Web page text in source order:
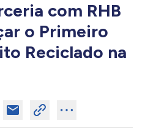
com RHB
o Primeiro
Reciclado na